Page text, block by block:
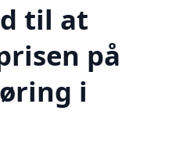
til at
på
i